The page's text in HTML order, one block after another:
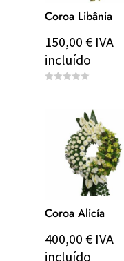
Coroa Libânia
150,00 € IVA
incluído
Coroa Alicía
400,00 € IVA
incluído